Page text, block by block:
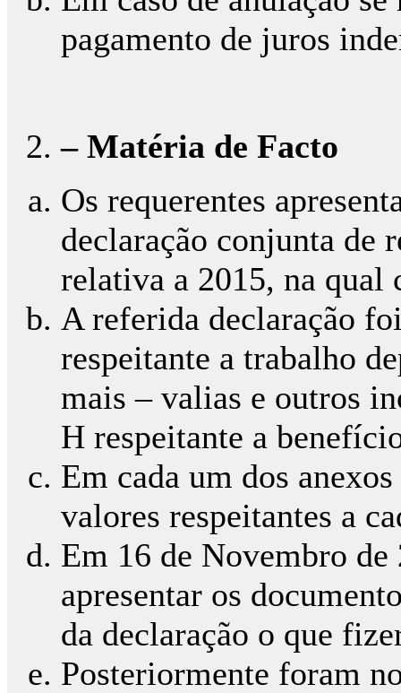
pagamento de juros
– Matéria de Facto
Os requerentes
declaração conjunta de
relativa a 2015, na qual
A referida declaração
respeitante a trabalho
mais – valias e outros
H respeitante a
Em cada um dos
valores respeitantes a
Em 16 de Novembro
apresentar os
da declaração o que
Posteriormente foram